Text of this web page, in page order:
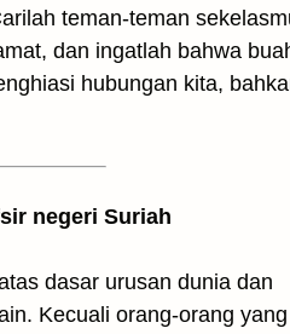
teman-teman
dan ingatlah bahwa
hubungan kita,
negeri Suriah
dasar urusan dunia dan
Kecuali orang-orang